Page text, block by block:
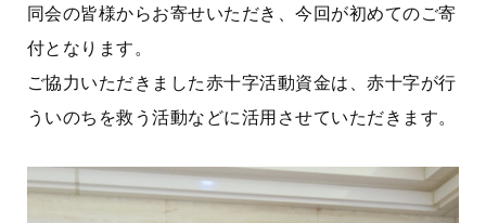
同会の皆様からお寄せいただき、今回が初めてのご寄
付となります。
ご協力いただきました赤十字活動資金は、赤十字が行
ういのちを救う活動などに活用させていただきます。